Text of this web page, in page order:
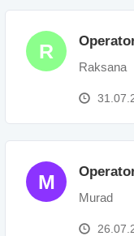
R
Raksana
M
Murad